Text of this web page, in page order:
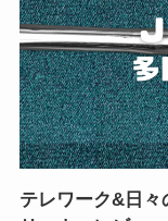
テレワーク&日